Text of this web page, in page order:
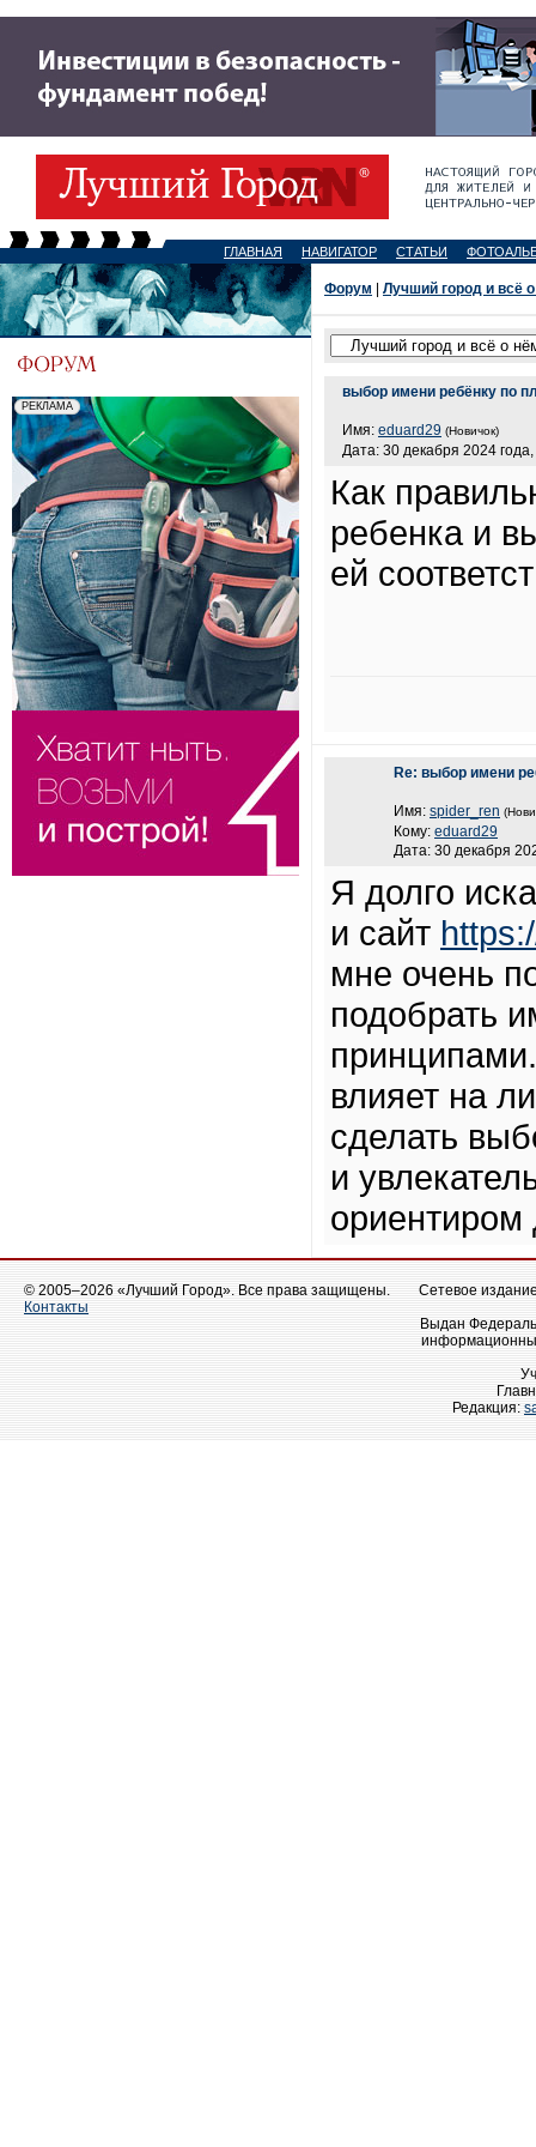
ГЛАВНАЯ НАВИГАТОР СТАТЬИ
Форум Лучший город и всё
выбор имени ребёнку по
Имя: eduard29 (Новичок)
Дата: 30 декабря 2024
Как
ребенка и
ей
Re: выбор имени
Имя: spider_ren
Кому: eduard29
Дата: 30 декабря
Я долго
и сайт
мне очень
подобрать
влияет на
сделать
и
© 2005–2026 «Лучший Город». Все права защищены.
Контакты
Сетевое
Выдан
Редакция: